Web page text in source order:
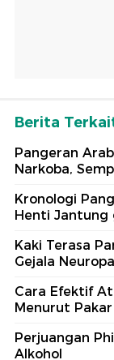
Berita
Pangeran
Narkoba,
Kronologi
Henti Jantung
Kaki Terasa
Gejala
Cara Efektif
Menurut Pakar
Perjuangan
Alkohol